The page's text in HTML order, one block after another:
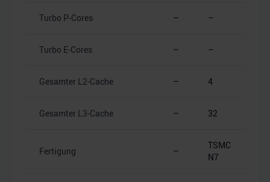
Turbo P-Cores – –
Turbo E-Cores – –
Gesamter L2-Cache – 4
Gesamter L3-Cache – 32
Fertigung –
TSMC
N7